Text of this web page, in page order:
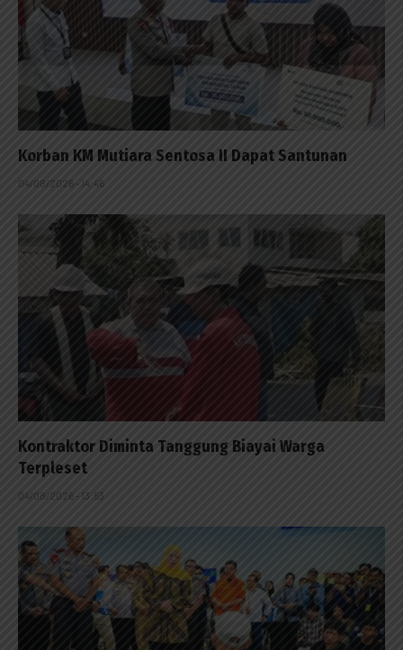
Korban KM Mutiara Sentosa II Dapat Santunan
04/08/2026 - 14:46
Kontraktor Diminta Tanggung Biayai Warga
Terpleset
04/08/2026 - 13:53